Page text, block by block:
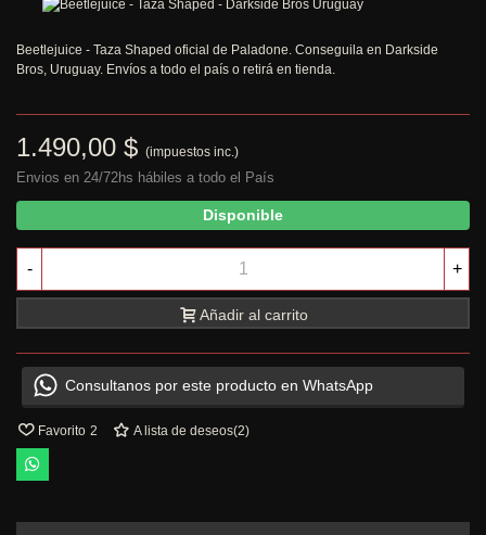
Beetlejuice - Taza Shaped oficial de Paladone. Conseguila en Darkside
Bros, Uruguay. Envíos a todo el país o retirá en tienda.
1.490,00 $ (impuestos inc.)
Envios en 24/72hs hábiles a todo el País
Disponible
- +
Añadir al carrito
Consultanos por este producto en WhatsApp
Favorito 2 A lista de deseos(2)